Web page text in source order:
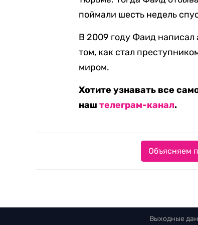
поймали шесть недель
В 2009 году Фаид написал
том, как стал
миром.
Хотите узнавать все
наштелеграм-канал.
Объясняем
Выходные